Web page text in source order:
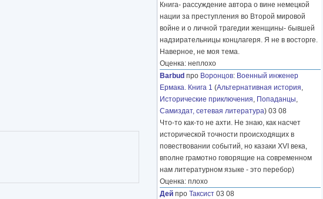
Книга- рассуждение автора о вине немецкой
нации за преступления во Второй мировой
войне и о личной трагедии женщины- бывшей
надзирательницы концлагеря. Я не в восторге.
Наверное, не моя тема.
Оценка: неплохо
Barbud про Воронцов: Военный инженер
Ермака. Книга 1 (Альтернативная история,
Исторические приключения, Попаданцы,
Самиздат, сетевая литература) 03 08
Что-то как-то не ахти. Не знаю, как насчет
исторической точности происходящих в
повествовании событий, но казаки XVI века,
вполне грамотно говорящие на современном
нам литературном языке - это перебор)
Оценка: плохо
Дей про Таксист 03 08